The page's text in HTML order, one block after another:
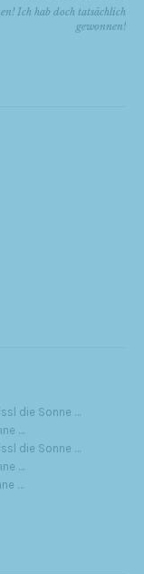
Ich hab doch tatsächlich
gewonnen!
die Sonne …
…
die Sonne …
…
…